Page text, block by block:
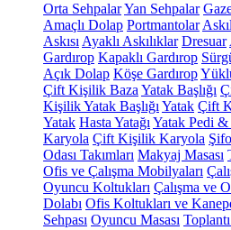
Orta SehpalarYan Sehpalar
Amaçlı Dolap Portmantolar
Askısı Ayaklı Askılıklar Dresuar
Gardırop Kapaklı Gardırop
Açık Dolap Köşe Gardırop
Çift Kişilik Baza Yatak Başlığı
Kişilik Yatak Başlığı Yatak Çift
Yatak Hasta Yatağı Yatak Pedi &
Karyola Çift Kişilik Karyola
Odası Takımları Makyaj Masası
Ofis ve Çalışma Mobilyaları
Oyuncu Koltukları Çalışma ve
Dolabı Ofis Koltukları ve
Sehpası Oyuncu Masası